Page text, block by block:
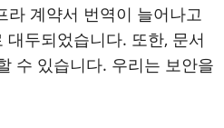
라 계약서 번역이 늘어나고
두되었습니다. 또한, 문서
수 있습니다. 우리는 보안을